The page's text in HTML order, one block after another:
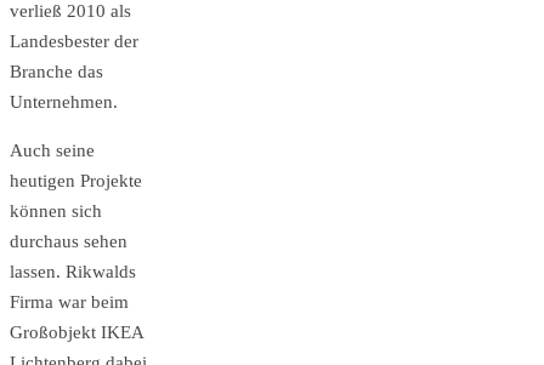
verließ 2010 als
Landesbester der
Branche das
Unternehmen.
Auch seine
heutigen Projekte
können sich
durchaus sehen
lassen. Rikwalds
Firma war beim
Großobjekt IKEA